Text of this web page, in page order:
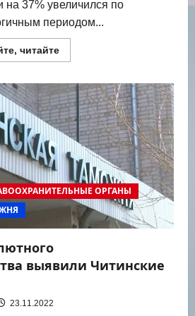
на 37% увеличился по
периодом...
читайтеПрочитать
больше
таможня:
почти
на
40%
увеличился
ввоз
новогодних
товаров
КНР
ОРГАНЫ
выявили Читинские
23.11.2022